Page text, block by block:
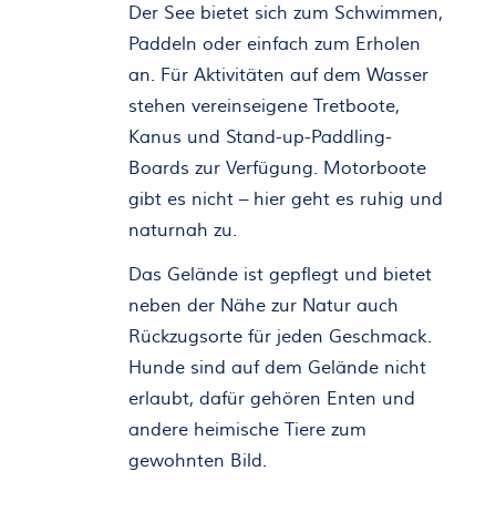
Der See bietet sich zum Schwimmen,
Paddeln oder einfach zum Erholen
an. Für Aktivitäten auf dem Wasser
stehen vereinseigene Tretboote,
Kanus und Stand-up-Paddling-
Boards zur Verfügung. Motorboote
gibt es nicht – hier geht es ruhig und
naturnah zu.
Das Gelände ist gepflegt und bietet
neben der Nähe zur Natur auch
Rückzugsorte für jeden Geschmack.
Hunde sind auf dem Gelände nicht
erlaubt, dafür gehören Enten und
andere heimische Tiere zum
gewohnten Bild.